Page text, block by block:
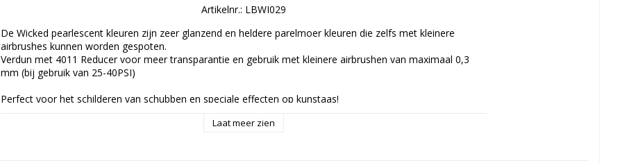
Artikelnr.: LBWI029
De Wicked pearlescent kleuren zijn zeer glanzend en heldere parelmoer kleuren die zelfs met kleinere
airbrushes kunnen worden gespoten.
Verdun met 4011 Reducer voor meer transparantie en gebruik met kleinere airbrushen van maximaal 0,3
mm (bij gebruik van 25-40PSI)
Perfect voor het schilderen van schubben en speciale effecten op kunstaas!
Laat meer zien